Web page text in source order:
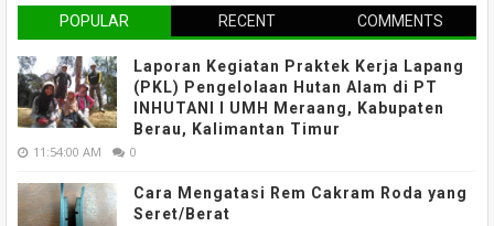
POPULAR RECENT COMMENTS
Laporan Kegiatan Praktek Kerja Lapang
(PKL) Pengelolaan Hutan Alam di PT
INHUTANI I UMH Meraang, Kabupaten
Berau, Kalimantan Timur
11:54:00 AM 0
Cara Mengatasi Rem Cakram Roda yang
Seret/Berat